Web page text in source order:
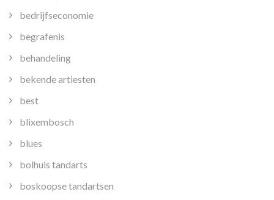
bedrijfseconomie
begrafenis
behandeling
bekende artiesten
best
blixembosch
blues
bolhuis tandarts
boskoopse tandartsen